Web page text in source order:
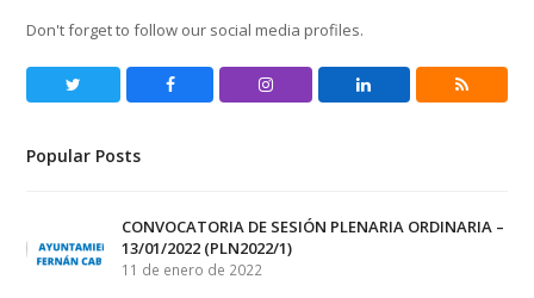
Don't forget to follow our social media profiles.
Facebook Instagram LinkedIn RSS
Popular Posts
CONVOCATORIA DE SESIÓN PLENARIA ORDINARIA –
13/01/2022 (PLN2022/1)
11 de enero de 2022